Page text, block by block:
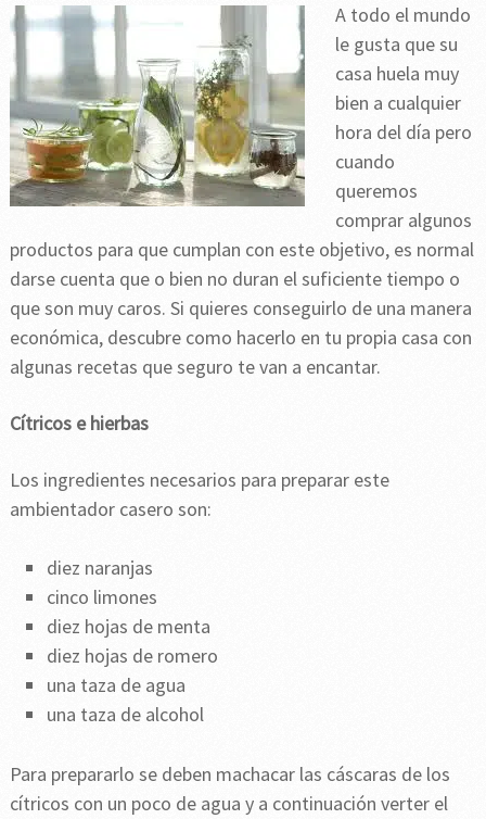
A todo el mundo
le gusta que su
casa huela muy
bien a cualquier
hora del día pero
cuando
queremos
comprar algunos
productos para que cumplan con este objetivo, es normal
darse cuenta que o bien no duran el suficiente tiempo o
que son muy caros. Si quieres conseguirlo de una manera
económica, descubre como hacerlo en tu propia casa con
algunas recetas que seguro te van a encantar.
Cítricos e hierbas
Los ingredientes necesarios para preparar este
ambientador casero son:
diez naranjas
cinco limones
diez hojas de menta
diez hojas de romero
una taza de agua
una taza de alcohol
Para prepararlo se deben machacar las cáscaras de los
cítricos con un poco de agua y a continuación verter el